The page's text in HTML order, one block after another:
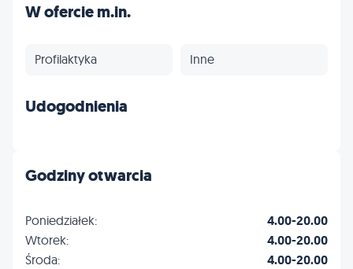
W ofercie m.in.
Profilaktyka Inne
Udogodnienia
Godziny otwarcia
Poniedziałek: 4.00-20.00
Wtorek: 4.00-20.00
Środa: 4.00-20.00